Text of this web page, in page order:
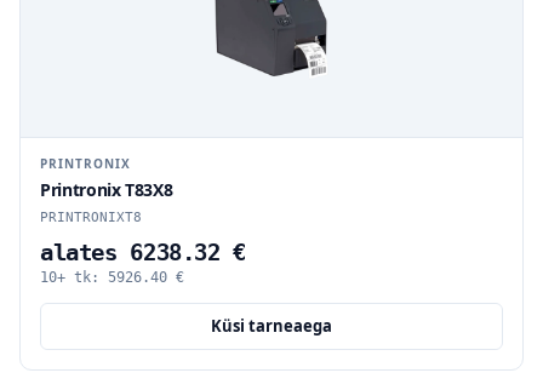
PRINTRONIX
Printronix T83X8
PRINTRONIXT8
alates 6238.32 €
10+ tk: 5926.40 €
Küsi tarneaega